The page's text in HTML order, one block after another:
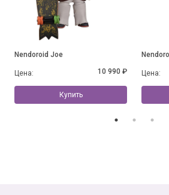
Nendoroid Joe
Цена: 10 990 ₽
Купить
Цена: